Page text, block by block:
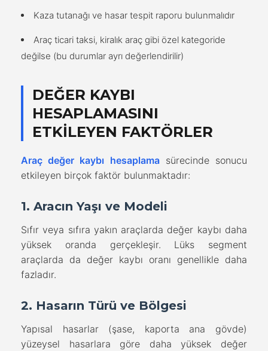
Kaza tutanağı ve hasar tespit raporu bulunmalıdır
Araç ticari taksi, kiralık araç gibi özel kategoride
değilse (bu durumlar ayrı değerlendirilir)
DEĞER KAYBI
HESAPLAMASINI
ETKILEYEN FAKTÖRLER
Araç değer kaybı hesaplamasürecinde sonucu
etkileyen birçok faktör bulunmaktadır:
1. Aracın Yaşı ve Modeli
Sıfır veya sıfıra yakın araçlarda değer kaybı daha
yüksek oranda gerçekleşir. Lüks segment
araçlarda da değer kaybı oranı genellikle daha
fazladır.
2. Hasarın Türü ve Bölgesi
Yapısal hasarlar (şase, kaporta ana gövde)
yüzeysel hasarlara göre daha yüksek değer